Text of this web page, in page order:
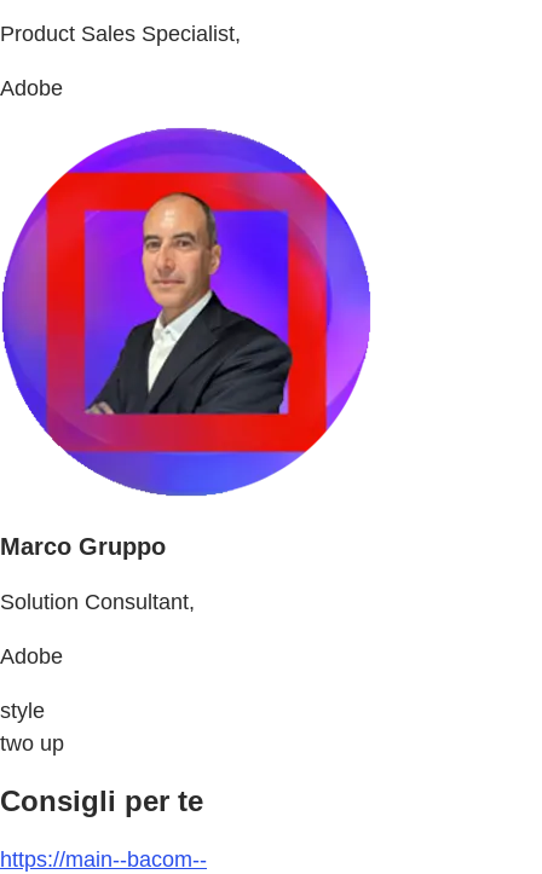
Product Sales Specialist,
Adobe
Marco Gruppo
Solution Consultant,
Adobe
style
two up
Consigli per te
https://main--bacom--